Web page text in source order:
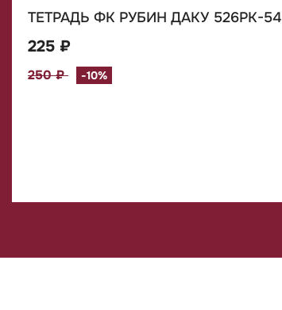
ТЕТРАДЬ ФК РУБИН ДАКУ 526РК-54
225 ₽
250 ₽ -10%